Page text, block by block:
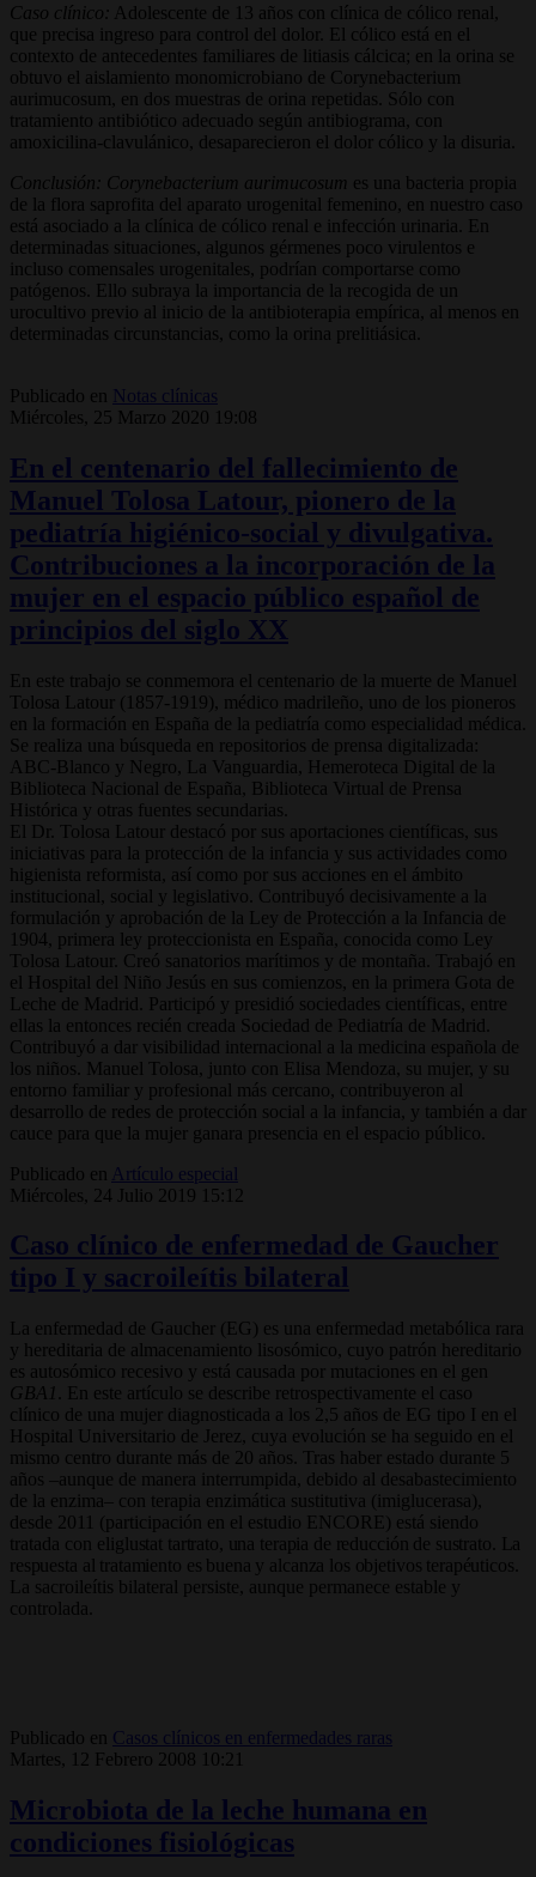
Caso clínico:
Adolescente de 13 años con clínica de cólico renal,
que precisa ingreso para control del dolor. El cólico está en el
contexto de antecedentes familiares de litiasis cálcica; en la orina se
obtuvo el aislamiento monomicrobiano de Corynebacterium
aurimucosum, en dos muestras de orina repetidas. Sólo con
tratamiento antibiótico adecuado según antibiograma, con
amoxicilina-clavulánico, desaparecieron el dolor cólico y la disuria.
Conclusión:
Corynebacterium aurimucosum es una bacteria propia
de la flora saprofita del aparato urogenital femenino, en nuestro caso
está asociado a la clínica de cólico renal e infección urinaria. En
determinadas situaciones, algunos gérmenes poco virulentos e
incluso comensales urogenitales, podrían comportarse como
patógenos. Ello subraya la importancia de la recogida de un
urocultivo previo al inicio de la antibioterapia empírica, al menos en
determinadas circunstancias, como la orina prelitiásica.
Publicado en
Notas clínicas
Miércoles, 25 Marzo 2020 19:08
En el centenario del fallecimiento de
Manuel Tolosa Latour, pionero de la
pediatría higiénico-social y divulgativa.
Contribuciones a la incorporación de la
mujer en el espacio público español de
principios del siglo XX
En este trabajo se conmemora el centenario de la muerte de Manuel
Tolosa Latour (1857-1919), médico madrileño, uno de los pioneros
en la formación en España de la pediatría como especialidad médica.
Se realiza una búsqueda en repositorios de prensa digitalizada:
ABC-Blanco y Negro, La Vanguardia, Hemeroteca Digital de la
Biblioteca Nacional de España, Biblioteca Virtual de Prensa
Histórica y otras fuentes secundarias.
El Dr. Tolosa Latour destacó por sus aportaciones científicas, sus
iniciativas para la protección de la infancia y sus actividades como
higienista reformista, así como por sus acciones en el ámbito
institucional, social y legislativo. Contribuyó decisivamente a la
formulación y aprobación de la Ley de Protección a la Infancia de
1904, primera ley proteccionista en España, conocida como Ley
Tolosa Latour. Creó sanatorios marítimos y de montaña. Trabajó en
el Hospital del Niño Jesús en sus comienzos, en la primera Gota de
Leche de Madrid. Participó y presidió sociedades científicas, entre
ellas la entonces recién creada Sociedad de Pediatría de Madrid.
Contribuyó a dar visibilidad internacional a la medicina española de
los niños. Manuel Tolosa, junto con Elisa Mendoza, su mujer, y su
entorno familiar y profesional más cercano, contribuyeron al
desarrollo de redes de protección social a la infancia, y también a dar
cauce para que la mujer ganara presencia en el espacio público.
Publicado en
Artículo especial
Miércoles, 24 Julio 2019 15:12
Caso clínico de enfermedad de Gaucher
tipo I y sacroileítis bilateral
La enfermedad de Gaucher (EG) es una enfermedad metabólica rara
y hereditaria de almacenamiento lisosómico, cuyo patrón hereditario
es autosómico recesivo y está causada por mutaciones en el gen
GBA1
. En este artículo se describe retrospectivamente el caso
clínico de una mujer diagnosticada a los 2,5 años de EG tipo I en el
Hospital Universitario de Jerez, cuya evolución se ha seguido en el
mismo centro durante más de 20 años. Tras haber estado durante 5
años –aunque de manera interrumpida, debido al desabastecimiento
de la enzima– con terapia enzimática sustitutiva (imiglucerasa),
desde 2011 (participación en el estudio ENCORE) está siendo
tratada con eli glustat tartrato, una terapia de reducción de sustrato. La
respuesta al tratamiento es buena y alcanza los objetivos terapéuticos.
La sacroileítis bilateral persiste, aunque permanece estable y
controlada.
Publicado en
Casos clínicos en enfermedades raras
Martes, 12 Febrero 2008 10:21
Microbiota de la leche humana en
condiciones fisiológicas